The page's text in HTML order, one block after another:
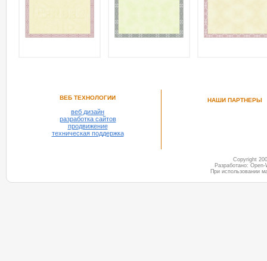
ВЕБ ТЕХНОЛОГИИ
веб дизайн
разработка сайтов
продвижение
техническая поддержка
НАШИ ПАРТНЕРЫ
Copyright
Разработано:
При использовании